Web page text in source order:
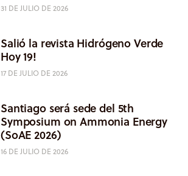
31 DE JULIO DE 2026
Salió la revista Hidrógeno Verde
Hoy 19!
17 DE JULIO DE 2026
Santiago será sede del 5th
Symposium on Ammonia Energy
(SoAE 2026)
16 DE JULIO DE 2026